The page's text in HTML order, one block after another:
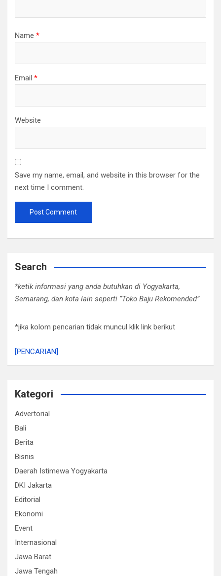
Name *
Email *
Website
Save my name, email, and website in this browser for the
next time I comment.
Search
*ketik informasi yang anda butuhkan di Yogyakarta,
Semarang, dan kota lain seperti “Toko Baju Rekomended”
*jika kolom pencarian tidak muncul klik link berikut
[PENCARIAN]
Kategori
Advertorial
Bali
Berita
Bisnis
Daerah Istimewa Yogyakarta
DKI Jakarta
Editorial
Ekonomi
Event
Internasional
Jawa Barat
Jawa Tengah